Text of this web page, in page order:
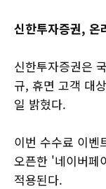
신한투자증권,
신한투자증권은
규, 휴면 고객 대
일 밝혔다.
이번 수수료 이벤
오픈한 '네이버페
적용된다.